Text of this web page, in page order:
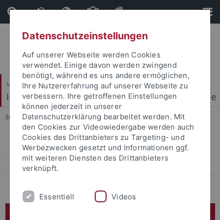
Direkt
zum
Inhalt
Direkt
zur
Fußleiste
Mathematisch-Naturwissenschaftliche Fakultät
Institut für Physikalische und Theoretische Chemie
Sie sind hier: Startseite ... AG Lauth
Gruppenmitglieder
Poster Gallery
Datenschutzeinstellungen
Auf unserer Webseite werden Cookies
verwendet. Einige davon werden zwingend
benötigt, während es uns andere ermöglichen,
Ihre Nutzererfahrung auf unserer Webseite zu
verbessern. Ihre getroffenen Einstellungen
können jederzeit in unserer
Datenschutzerklärung bearbeitet werden. Mit
den Cookies zur Videowiedergabe werden auch
Cookies des Drittanbieters zu Targeting- und
Werbezwecken gesetzt und Informationen ggf.
mit weiteren Diensten des Drittanbieters
verknüpft.
Essentiell Videos